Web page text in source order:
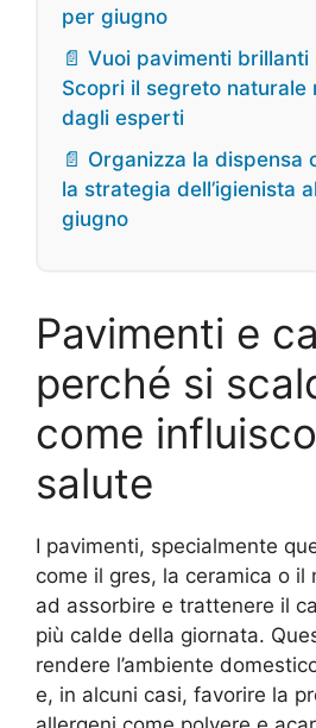
per giugno
📄 Vuoi pavimenti brillanti
Scopri il segreto naturale
dagli esperti
📄 Organizza la dispensa
la strategia dell’igienista
giugno
Pavimenti e
perché si
come
salute
I pavimenti, specialmente
come il gres, la ceramica o il
ad assorbire e trattenere il
più calde della giornata.
rendere l’ambiente
e, in alcuni casi, favorire la